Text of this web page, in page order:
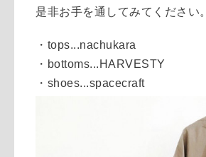
是非お手を通してみてください。
・tops...nachukara
・bottoms...HARVESTY
・shoes...spacecraft